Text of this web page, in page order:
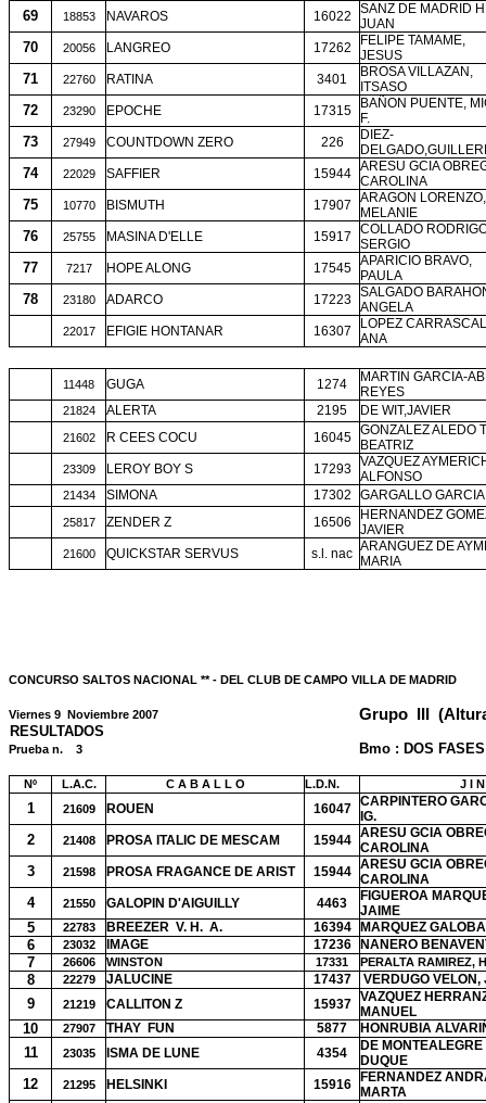
69 18853 NAVAROS 16022
SANZ DE MADRID
JUAN
70 20056 LANGREO 17262
FELIPE TAMAME,
JESUS
71 22760 RATINA 3401
BROSA VILLAZAN,
ITSASO
72 23290 EPOCHE 17315
BAÑON PUENTE,
F.
73 27949 COUNTDOWN ZERO 226
DIEZ-
74 22029 SAFFIER 15944
ARESU GCIA
CAROLINA
75 10770 BISMUTH 17907
ARAGON LORENZO,
MELANIE
76 25755 MASINA D'ELLE 15917
COLLADO
SERGIO
77 7217 HOPE ALONG 17545
APARICIO BRAVO,
PAULA
78 23180 ADARCO 17223
SALGADO
ANGELA
22017 EFIGIE HONTANAR 16307
LOPEZ
ANA
11448 GUGA 1274
MARTIN GARCIA-
REYES
21824 ALERTA 2195 DE WIT,JAVIER
21602 R CEES COCU 16045
GONZALEZ ALEDO
BEATRIZ
23309 LEROY BOY S 17293
VAZQUEZ
ALFONSO
21434 SIMONA 17302 GARGALLO
25817 ZENDER Z 16506
HERNANDEZ
JAVIER
21600 QUICKSTAR SERVUS s.l. nac ARANGUEZ DE
MARIA
CONCURSO SALTOS NACIONAL ** - DEL CLUB DE CAMPO VILLA DE MADRID
Viernes 9 Noviembre 2007 Grupo
RESULTADOS
Prueba n. 3 Bmo : DOS
Nº L.A.C. C A B A L L O L.D.N. J I
1 21609 ROUEN 16047
CARPINTERO
IG.
2 21408 PROSA ITALIC DE MESCAM 15944
ARESU GCIA
CAROLINA
3 21598 PROSA FRAGANCE DE ARIST 15944
ARESU GCIA
CAROLINA
4 21550 GALOPIN D'AIGUILLY 4463
FIGUEROA
JAIME
5 22783 BREEZER V. H. A. 16394 MARQUEZ
6 23032 IMAGE 17236 NANERO
7 26606 WINSTON 17331 PERALTA RAMIREZ,
8 22279 JALUCINE 17437 VERDUGO VELON,
9 21219 CALLITON Z 15937
VAZQUEZ
MANUEL
10 27907 THAY FUN 5877 HONRUBIA
11 23035 ISMA DE LUNE 4354
DE MONTEALEGRE
DUQUE
12 21295 HELSINKI 15916
FERNANDEZ
MARTA